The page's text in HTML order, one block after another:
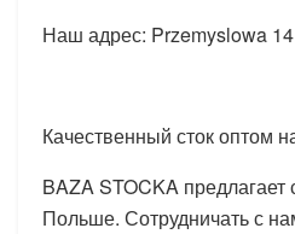
Наш адрес: Przemyslowa
Качественный сток оптом
BAZA STOCKA предлагает
Польше. Сотрудничать с